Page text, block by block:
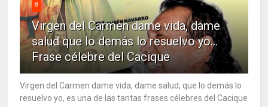
8
Virgen del Carmen dame vida, dame
salud que lo demás lo resuelvo yo…
Frase célebre del Cacique
Virgen del Carmen dame vida, dame salud, que lo demás lo
resuelvo yo, es una de las tantas frases célebres del Cacique